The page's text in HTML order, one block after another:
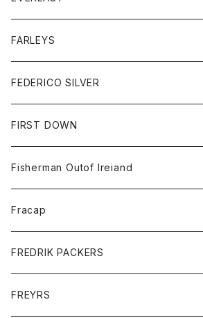
シャツ
セーター
ボトム
ショートパンツ
パンツ
レディース
コート
ジャケット
トップス
ジャケット
スエットシャツ
ボトム
スエットパンツ
グッズ
帽子
FARLEYS
FEDERICO SILVER
アクセサリー
FIRST DOWN
Fisherman Outof Ireiand
ニット
Fracap
グッズ
靴
FREDRIK PACKERS
アクセサリー
FREYRS